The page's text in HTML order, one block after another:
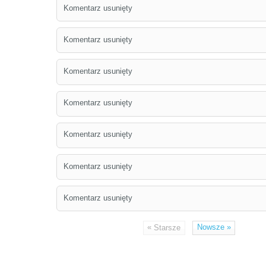
Komentarz usunięty
Komentarz usunięty
Komentarz usunięty
Komentarz usunięty
Komentarz usunięty
Komentarz usunięty
Komentarz usunięty
« Starsze Nowsze»